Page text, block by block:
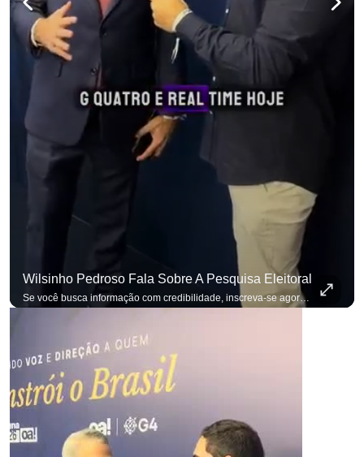
Wilsinho Pedroso Fala Sobre A Pesquisa Eleitoral
Se você busca informação com credibilidade, inscreva-se agora e ative o